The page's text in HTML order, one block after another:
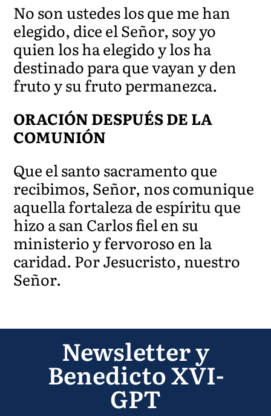
No son ustedes los que me han
elegido, dice el Señor, soy yo
quien los ha elegido y los ha
destinado para que vayan y den
fruto y su fruto permanezca.
ORACIÓN DESPUÉS DE LA
COMUNIÓN
Que el santo sacramento que
recibimos, Señor, nos comunique
aquella fortaleza de espíritu que
hizo a san Carlos fiel en su
ministerio y fervoroso en la
caridad. Por Jesucristo, nuestro
Señor.
Newsletter y
Benedicto XVI-
GPT